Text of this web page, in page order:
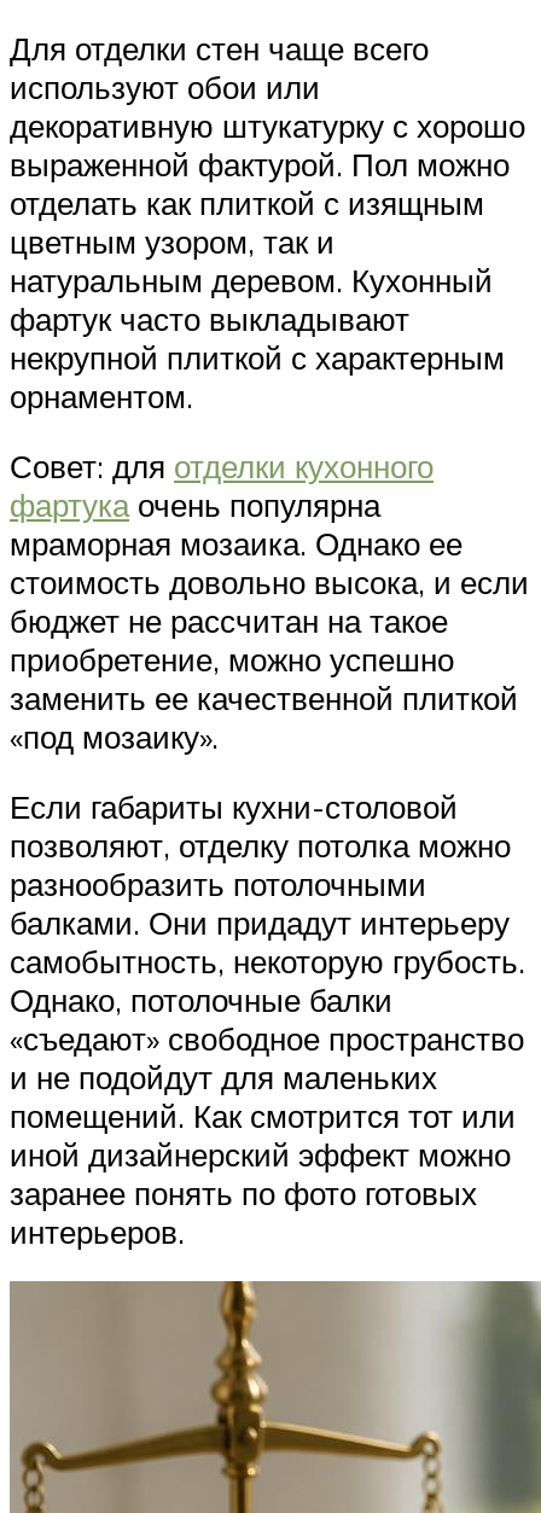
Для отделки стен чаще всего
используют обои или
декоративную штукатурку с хорошо
выраженной фактурой. Пол можно
отделать как плиткой с изящным
цветным узором, так и
натуральным деревом. Кухонный
фартук часто выкладывают
некрупной плиткой с характерным
орнаментом.
Совет: для отделки кухонного
фартукаочень популярна
мраморная мозаика. Однако ее
стоимость довольно высока, и если
бюджет не рассчитан на такое
приобретение, можно успешно
заменить ее качественной плиткой
«под мозаику».
Если габариты кухни-столовой
позволяют, отделку потолка можно
разнообразить потолочными
балками. Они придадут интерьеру
самобытность, некоторую грубость.
Однако, потолочные балки
«съедают» свободное пространство
и не подойдут для маленьких
помещений. Как смотрится тот или
иной дизайнерский эффект можно
заранее понять по фото готовых
интерьеров.